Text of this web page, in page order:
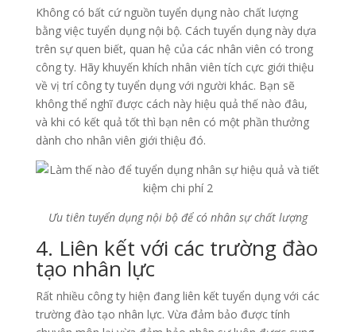
Không có bất cứ nguồn tuyển dụng nào chất lượng
bằng việc tuyển dụng nội bộ. Cách tuyển dụng này dựa
trên sự quen biết, quan hệ của các nhân viên có trong
công ty. Hãy khuyến khích nhân viên tích cực giới thiệu
về vị trí công ty tuyển dụng với người khác. Bạn sẽ
không thể nghĩ được cách này hiệu quả thế nào đâu,
và khi có kết quả tốt thì bạn nên có một phần thưởng
dành cho nhân viên giới thiệu đó.
Ưu tiên tuyển dụng nội bộ để có nhân sự chất lượng
4. Liên kết với các trường đào
tạo nhân lực
Rất nhiều công ty hiện đang liên kết tuyển dụng với các
trường đào tạo nhân lực. Vừa đảm bảo được tính